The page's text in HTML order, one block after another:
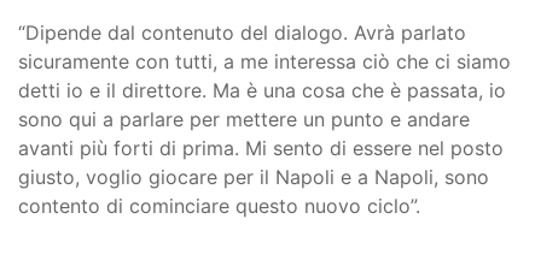
“Dipende dal contenuto del dialogo. Avrà parlato
sicuramente con tutti, a me interessa ciò che ci siamo
detti io e il direttore. Ma è una cosa che è passata, io
sono qui a parlare per mettere un punto e andare
avanti più forti di prima. Mi sento di essere nel posto
giusto, voglio giocare per il Napoli e a Napoli, sono
contento di cominciare questo nuovo ciclo”.